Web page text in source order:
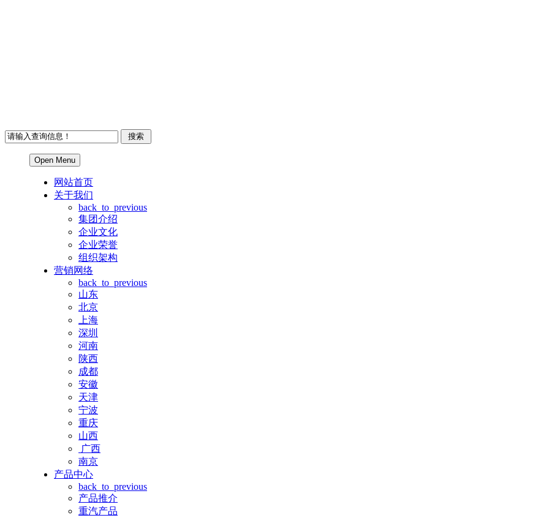
Open Menu
网站首页
关于我们
back_to_previous
集团介绍
企业文化
企业荣誉
组织架构
营销网络
back_to_previous
山东
北京
上海
深圳
河南
陕西
成都
安徽
天津
宁波
重庆
山西
广西
南京
产品中心
back_to_previous
产品推介
重汽产品